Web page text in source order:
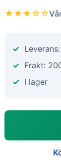
★★★☆☆
Frakt:
I lager